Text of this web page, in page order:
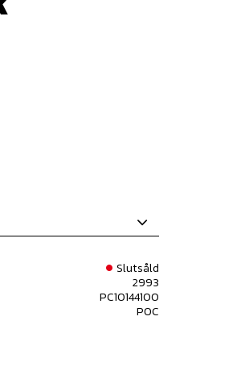
Slutsåld
2993
PC10144100
POC